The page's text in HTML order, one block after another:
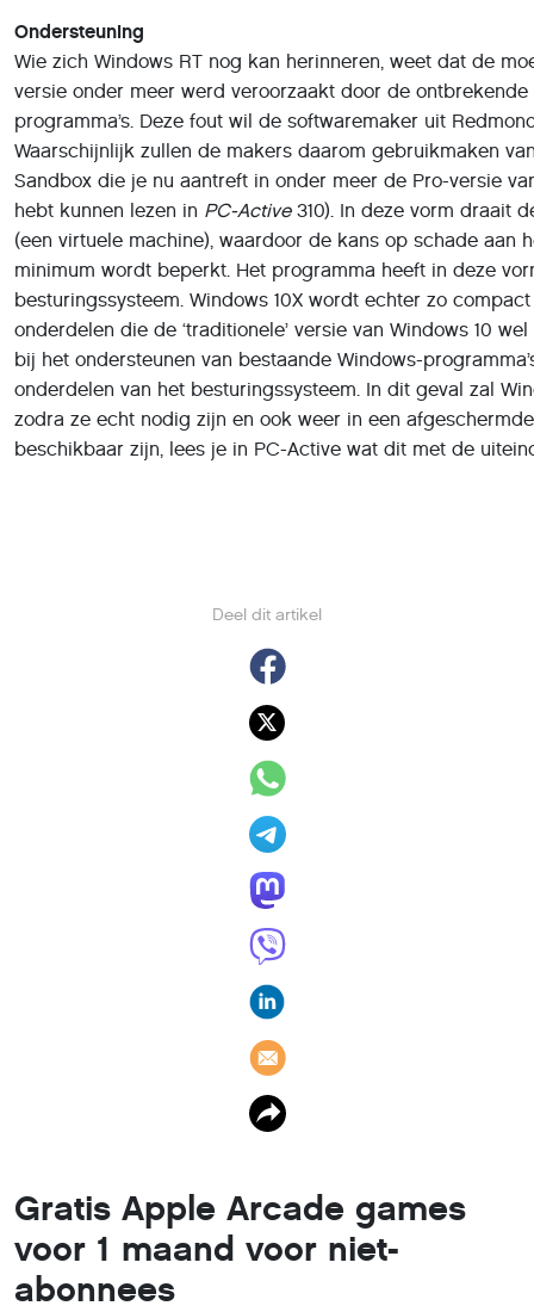
Deel dit artikel
Ondersteuning
Wie zich Windows RT nog kan herinneren, weet dat de
versie onder meer werd veroorzaakt door de
programma’s. Deze fout wil de softwaremaker uit
Waarschijnlijk zullen de makers daarom gebruikmaken
Sandbox die je nu aantreft in onder meer de Pro-versie
hebt kunnen lezen in PC-Active310). In deze vorm draait
(een virtuele machine), waardoor de kans op schade aan
minimum wordt beperkt. Het programma heeft in deze
besturingssysteem. Windows 10X wordt echter zo
onderdelen die de ‘traditionele’ versie van Windows 10
bij het ondersteunen van bestaande Windows-
onderdelen van het besturingssysteem. In dit geval zal
zodra ze echt nodig zijn en ook weer in een
beschikbaar zijn, lees je in PC-Active wat dit met de
Gratis Apple Arcade games
voor 1 maand voor niet-
abonnees